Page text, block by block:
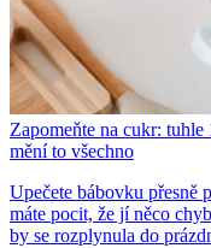
Zapomeňte na cukr:
mění to všechno
Upečete bábovku přesně
máte pocit, že jí něco
by se rozplynula do